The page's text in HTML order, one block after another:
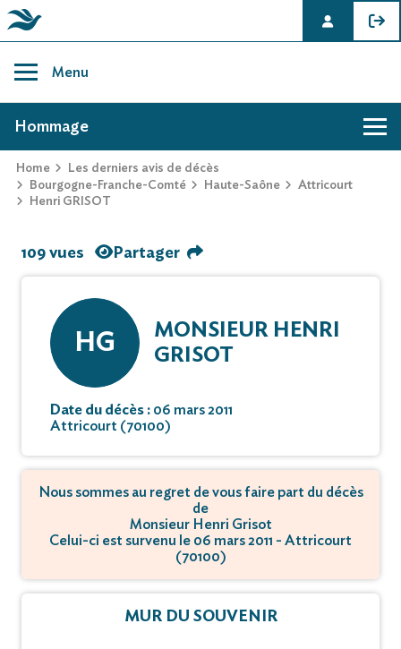
content
Menu
AVIS DE DÉCÈS DE HENRI GRISOT
Home
Les derniers avis de décès
Bourgogne-Franche-Comté
Haute-Saône
Attricourt
Henri GRISOT
Hommage
109 vues Partager
HG
MONSIEUR HENRI
GRISOT
Date du décès : 06 mars 2011
Attricourt (70100)
Nous sommes au regret de vous faire part du décès
de
Monsieur Henri Grisot
Celui-ci est survenu le 06 mars 2011 - Attricourt
(70100)
MUR DU SOUVENIR